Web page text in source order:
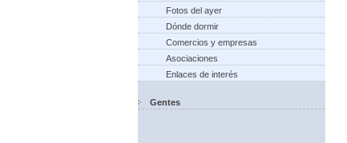
Fotos del ayer
Dónde dormir
Comercios y empresas
Asociaciones
Enlaces de interés
Gentes